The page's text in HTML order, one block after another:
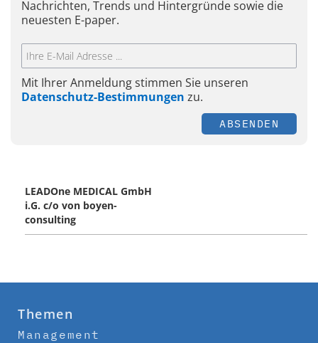
Nachrichten, Trends und Hintergründe sowie die
neuesten E-paper.
Mit Ihrer Anmeldung stimmen Sie unseren
Datenschutz-Bestimmungen zu.
ABSENDEN
LEADOne MEDICAL GmbH
i.G. c/o von boyen-
consulting
Themen
Management